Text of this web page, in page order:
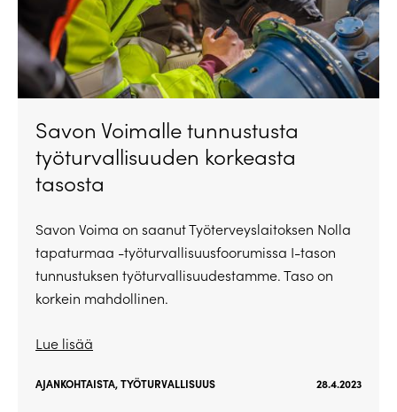
Savon Voimalle tunnustusta
työturvallisuuden korkeasta
tasosta
Savon Voima on saanut Työterveyslaitoksen Nolla
tapaturmaa -työturvallisuusfoorumissa I-tason
tunnustuksen työturvallisuudestamme. Taso on
korkein mahdollinen.
Lue lisää
AJANKOHTAISTA,TYÖTURVALLISUUS 28.4.2023